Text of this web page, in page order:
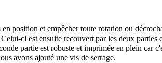
position et empêcher toute rotation ou
ci est ensuite recouvert par les deux
partie est robuste et imprimée en plein car
avons ajouté une vis de serrage.